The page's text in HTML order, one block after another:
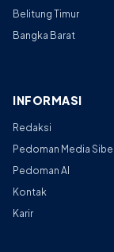
Belitung Timur
Bangka Barat
INFORMASI
Redaksi
Pedoman Media
Pedoman AI
Kontak
Karir